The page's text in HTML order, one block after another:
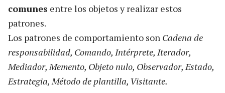
comunes entre los objetos y realizar estos
patrones.
Los patrones de comportamiento son Cadena de
responsabilidad, Comando, Intérprete, Iterador,
Mediador, Memento, Objeto nulo, Observador, Estado,
Estrategia, Método de plantilla, Visitante.